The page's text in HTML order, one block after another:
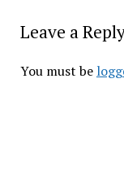
Leave a
You must be